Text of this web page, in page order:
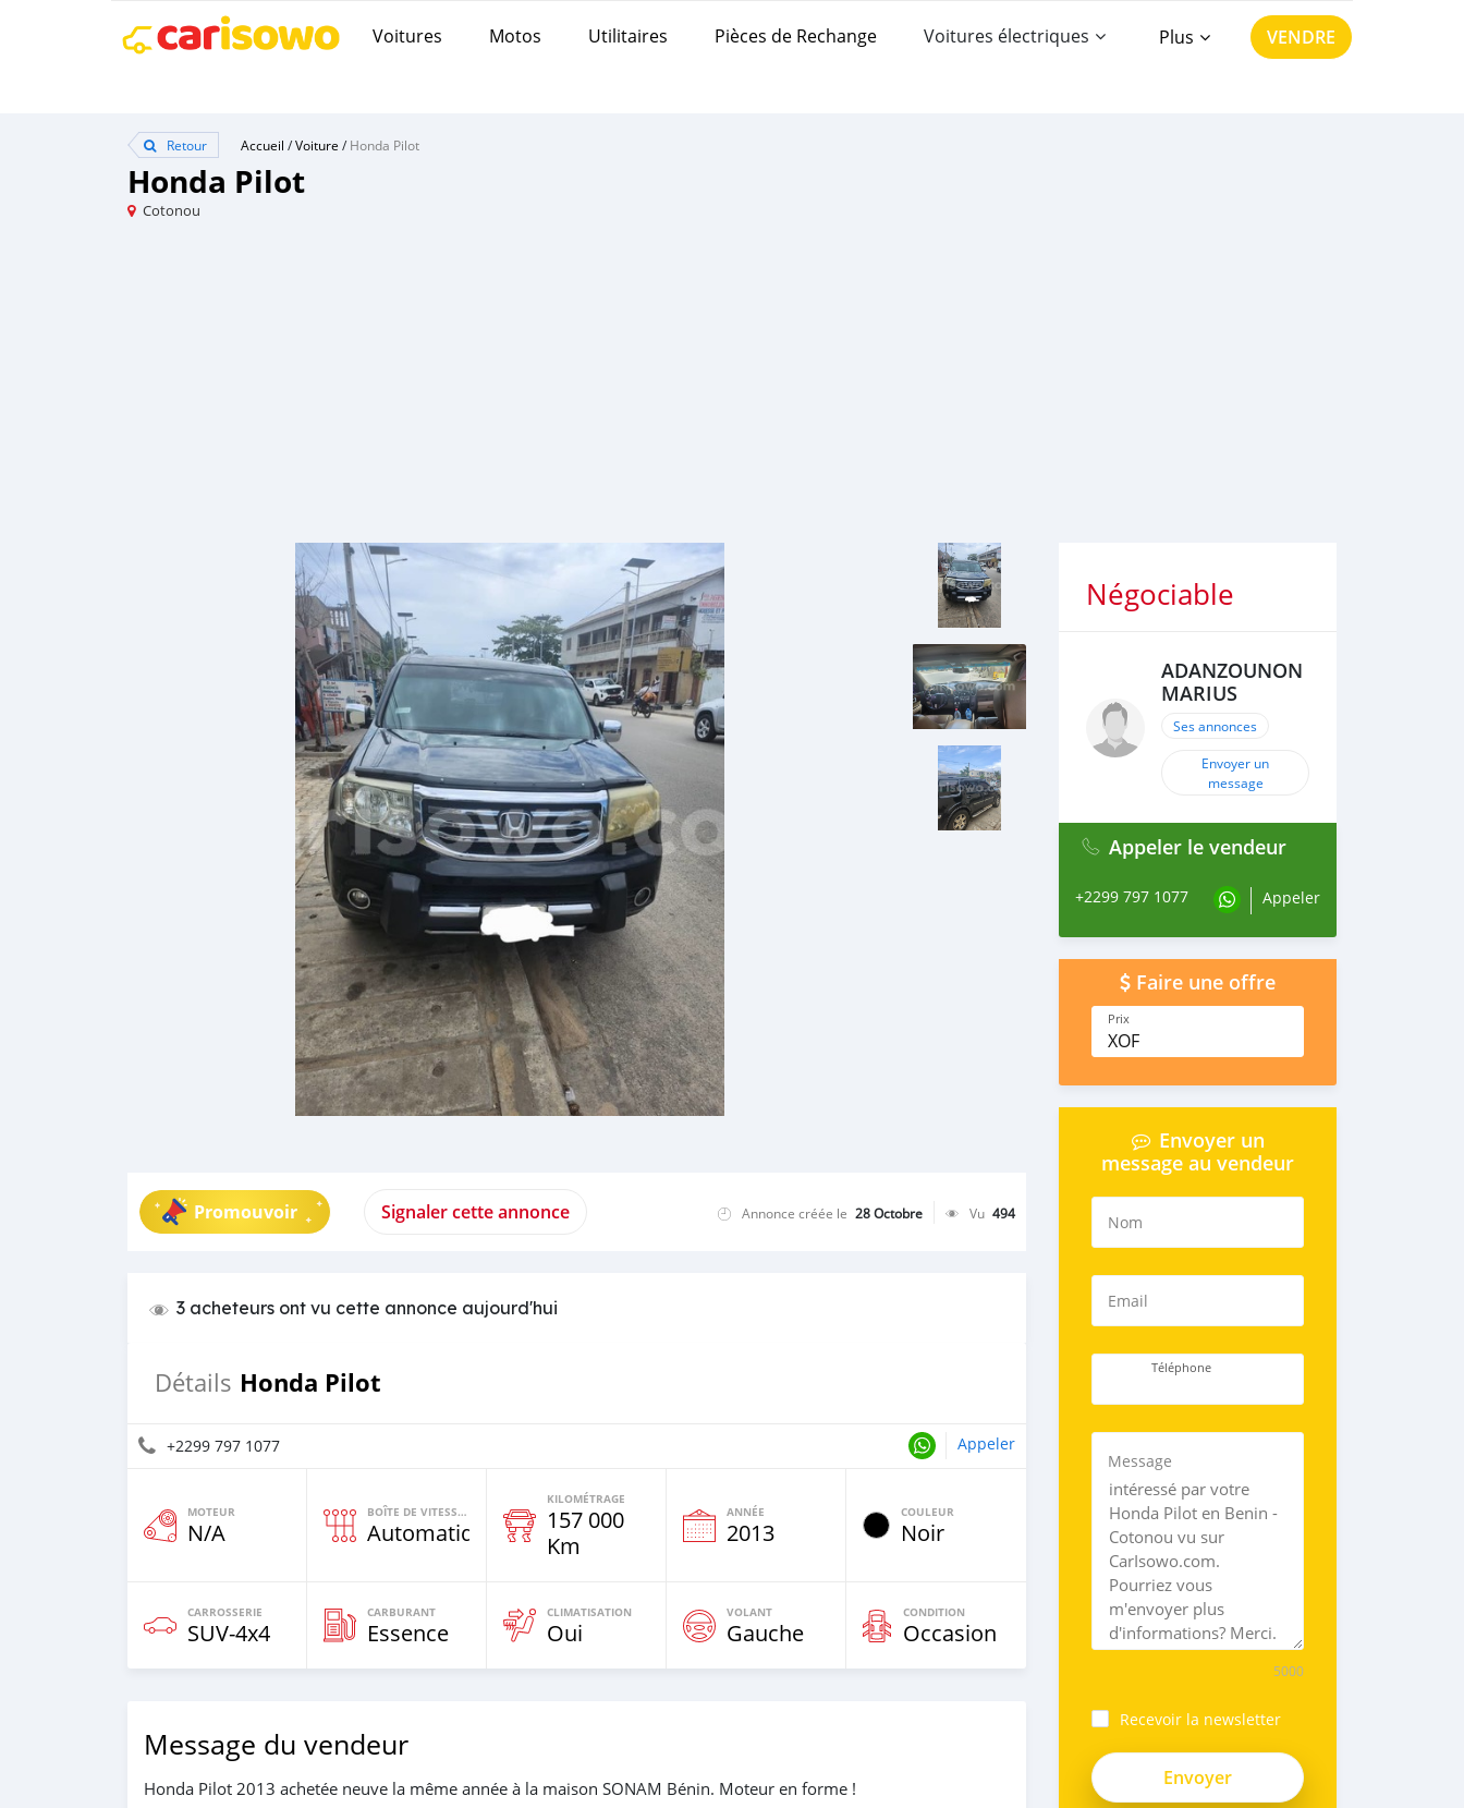
Voitures Motos Utilitaires Pièces de Rechange Voitures électriques Plus VENDRE
Retour Accueil /Voiture /Honda Pilot
Honda Pilot
Cotonou
Promouvoir Signaler cette annonce Annonce créée le 28 Octobre Vu 494
3 acheteurs ont vu cette annonce aujourd'hui
Détails Honda Pilot
+2299 797 1077 Appeler
MOTEUR
N/A
BOÎTE DE VITESSES
Automatique
KILOMÉTRAGE
157 000
Km
ANNÉE
2013
COULEUR
Noir
CARROSSERIE
SUV‒4x4
CARBURANT
Essence
CLIMATISATION
Oui
VOLANT
Gauche
CONDITION
Occasion
Message du vendeur
Honda Pilot 2013 achetée neuve la même année à la maison SONAM Bénin. Moteur en forme !
Négociable
ADANZOUNON
MARIUS
Ses annonces
Envoyer un
message
Appeler le vendeur
+2299 797 1077 Appeler
Faire une offre
Prix
XOF
Envoyer un
message au vendeur
Nom
Email
Téléphone
Message
5000
Recevoir la newsletter